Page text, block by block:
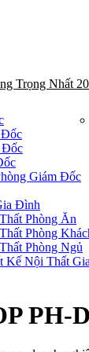
Đốc
Đốc
Giám Đốc
Đình
Phòng Ăn
Phòng
Phòng Ngủ
Kế Nội Thất
Trọng Nhất
PH-